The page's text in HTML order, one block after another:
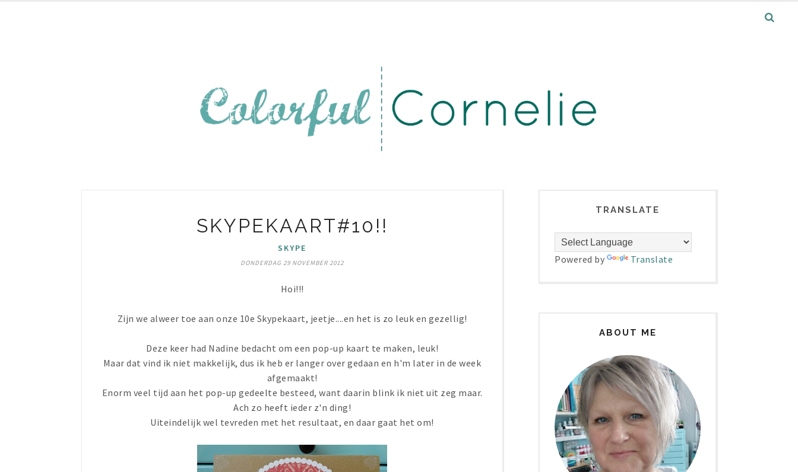
SKYPEKAART#10!!
SKYPE
DONDERDAG 29 NOVEMBER 2012
Hoi!!!
Zijn we alweer toe aan onze 10e Skypekaart, jeetje....en het is zo leuk en gezellig!
Deze keer had Nadine bedacht om een pop-up kaart te maken, leuk!
Maar dat vind ik niet makkelijk, dus ik heb er langer over gedaan en h'm later in de week
afgemaakt!
Enorm veel tijd aan het pop-up gedeelte besteed, want daarin blink ik niet uit zeg maar.
Ach zo heeft ieder z'n ding!
Uiteindelijk wel tevreden met het resultaat, en daar gaat het om!
TRANSLATE
Powered by Translate
ABOUT ME